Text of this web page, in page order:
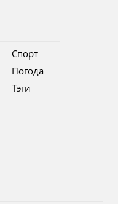
Спорт
Погода
Тэги